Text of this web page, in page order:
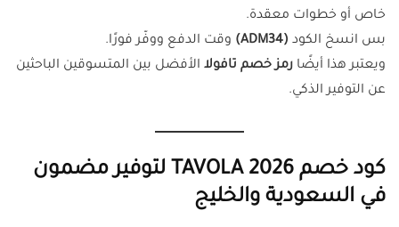
خاص أو خطوات معقدة.
بس انسخ الكود (ADM34)
وقت الدفع ووفّر فورًا.
ويعتبر هذا أيضًا رمز خصم تافولا الأفضل بين المتسوقين الباحثين
عن التوفير الذكي.
كود خصم TAVOLA 2026 لتوفير مضمون
في السعودية والخليج